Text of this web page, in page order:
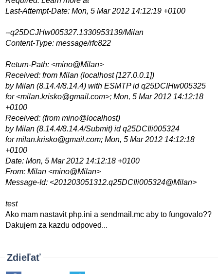
Last-Attempt-Date: Mon, 5 Mar 2012 14:12:19 +0100
--q25DCJHw005327.1330953139/Milan
Content-Type: message/rfc822
Return-Path: <mino@Milan>
Received: from Milan (localhost [127.0.0.1])
by Milan (8.14.4/8.14.4) with ESMTP id q25DCIHw005325
for <milan.krisko@gmail.com>; Mon, 5 Mar 2012 14:12:18
+0100
Received: (from mino@localhost)
by Milan (8.14.4/8.14.4/Submit) id q25DCIli005324
for milan.krisko@gmail.com; Mon, 5 Mar 2012 14:12:18
+0100
Date: Mon, 5 Mar 2012 14:12:18 +0100
From: Milan <mino@Milan>
Message-Id: <201203051312.q25DCIli005324@Milan>
test
Ako mam nastavit php.ini a sendmail.mc aby to fungovalo??
Dakujem za kazdu odpoved...
Zdieľať